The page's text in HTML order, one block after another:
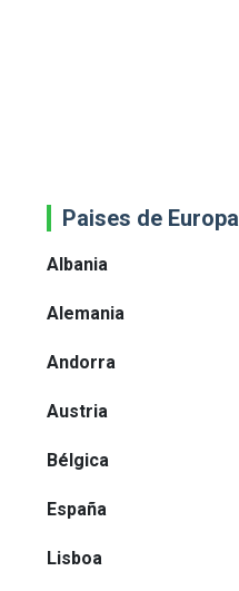
Paises de Europa
Albania
Alemania
Andorra
Austria
Bélgica
España
Lisboa